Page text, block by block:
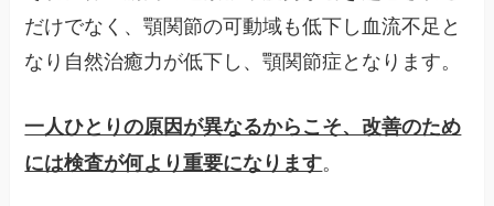
だけでなく、顎関節の可動域も低下し血流不足と
なり自然治癒力が低下し、顎関節症となります。
一人ひとりの原因が異なるからこそ、改善のため
には検査が何より重要になります。